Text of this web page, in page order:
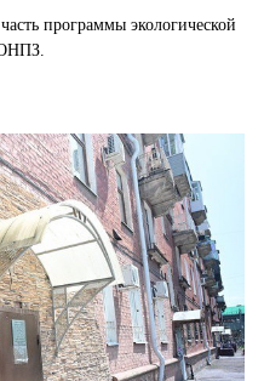
программы экологической
ОНПЗ.